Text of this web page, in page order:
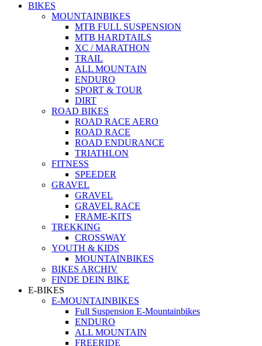
BIKES
MOUNTAINBIKES
MTB FULL SUSPENSION
MTB HARDTAILS
XC / MARATHON
TRAIL
ALL MOUNTAIN
ENDURO
SPORT & TOUR
DIRT
ROAD BIKES
ROAD RACE AERO
ROAD RACE
ROAD ENDURANCE
TRIATHLON
FITNESS
SPEEDER
GRAVEL
GRAVEL
GRAVEL RACE
FRAME-KITS
TREKKING
CROSSWAY
YOUTH & KIDS
MOUNTAINBIKES
BIKES ARCHIV
FINDE DEIN BIKE
E-BIKES
E-MOUNTAINBIKES
Full Suspension E-Mountainbikes
ENDURO
ALL MOUNTAIN
FREERIDE